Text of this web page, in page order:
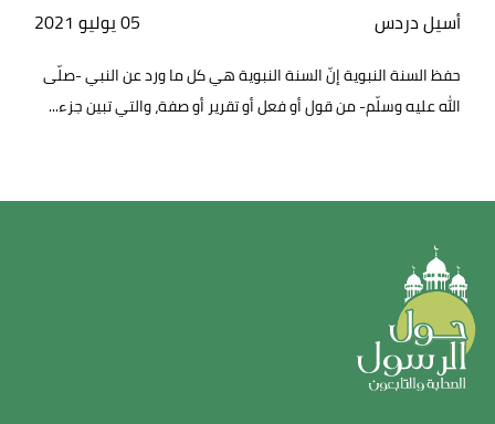
أسيل دردس 05 يوليو 2021
حفظ السنة النبوية إنّ السنة النبوية هي كل ما ورد عن النبي -صلّى
الله عليه وسلّم- من قول أو فعل أو تقرير أو صفة، والتي تبين جزء...